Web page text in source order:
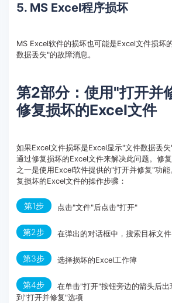
5. MS Excel程序损坏
MS Excel软件的损坏也可能是Excel文件损坏
数据丢失"的故障消息。
第2部分：使用"打开并
修复损坏的Excel文件
如果Excel文件损坏是Excel显示"文件数据丢
通过修复损坏的Excel文件来解决此问题。修
之一是使用Excel软件提供的"打开并修复"功
复损坏的Excel文件的操作步骤：
第1步 点击"文件"后点击"打开"
第2步 在弹出的对话框中，搜索目标文件
第3步 选择损坏的Excel工作簿
第4步
在单击"打开"按钮旁边的箭头后
到"打开并修复"选项